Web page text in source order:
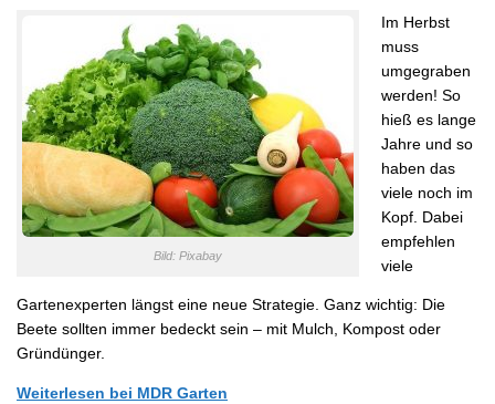
Bild: Pixabay
Im Herbst
muss
umgegraben
werden! So
hieß es lange
Jahre und so
haben das
viele noch im
Kopf. Dabei
empfehlen
viele
Gartenexperten längst eine neue Strategie. Ganz wichtig: Die
Beete sollten immer bedeckt sein – mit Mulch, Kompost oder
Gründünger.
Weiterlesen bei MDR Garten